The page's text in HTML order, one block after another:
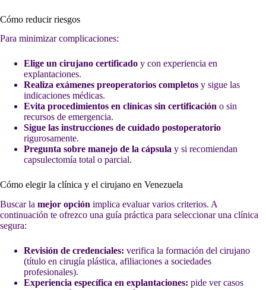
Cómo reducir riesgos
Para minimizar complicaciones:
Elige un cirujano certificado y con experiencia en
explantaciones.
Realiza exámenes preoperatorios completos y sigue las
indicaciones médicas.
Evita procedimientos en clínicas sin certificación o sin
recursos de emergencia.
Sigue las instrucciones de cuidado postoperatorio
rigurosamente.
Pregunta sobre manejo de la cápsula y si recomiendan
capsulectomía total o parcial.
Cómo elegir la clínica y el cirujano en Venezuela
Buscar la mejor opción implica evaluar varios criterios. A
continuación te ofrezco una guía práctica para seleccionar una clínica
segura:
Revisión de credenciales: verifica la formación del cirujano
(título en cirugía plástica, afiliaciones a sociedades
profesionales).
Experiencia específica en explantaciones: pide ver casos